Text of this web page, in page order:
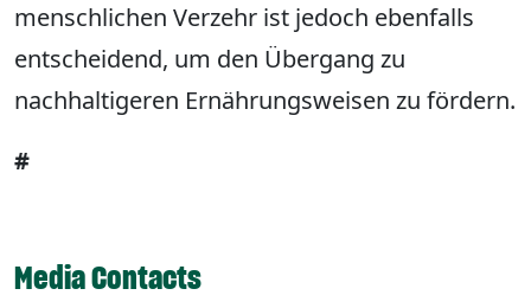
menschlichen Verzehr ist jedoch ebenfalls
entscheidend, um den Übergang zu
nachhaltigeren Ernährungsweisen zu fördern.
#
Media Contacts